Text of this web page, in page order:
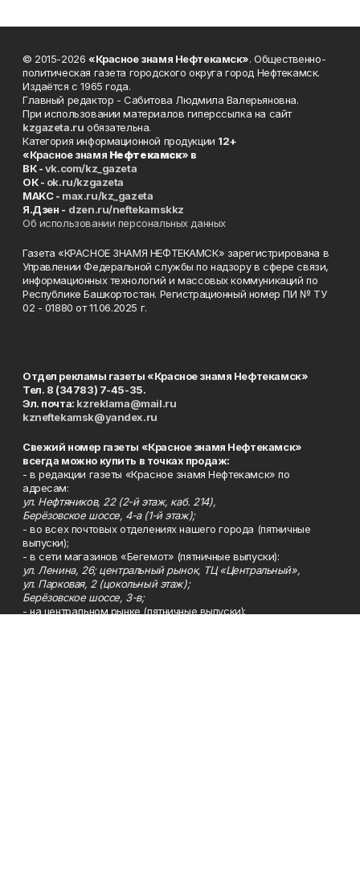
© 2015-2026 «Красное знамя Нефтекамск». Общественно-
политическая газета городского округа город Нефтекамск.
Издаётся с 1965 года.
Главный редактор - Сабитова Людмила Валерьяновна.
При использовании материалов гиперссылка на сайт
kzgazeta.ru обязательна.
Категория информационной продукции 12+
«Красное знамя Нефтекамск» в
ВК -vk.com/kz_gazeta
ОК - ok.ru/kzgazeta
MAKC - max.ru/kz_gazeta
Я.Дзен - dzen.ru/neftekamskkz
Об использовании персональных данных
Газета «КРАСНОЕ ЗНАМЯ НЕФТЕКАМСК» зарегистрирована в
Управлении Федеральной службы по надзору в сфере связи,
информационных технологий и массовых коммуникаций по
Республике Башкортостан. Регистрационный номер ПИ № ТУ
02 - 01880 от 11.06.2025 г.
Отдел рекламы газеты «Красное знамя Нефтекамск»
Тел. 8 (34783) 7-45-35.
Эл. почта: kzreklama@mail.ru
kzneftekamsk@yandex.ru
Свежий номер газеты «Красное знамя Нефтекамск»
всегда можно купить в точках продаж:
- в редакции газеты «Красное знамя Нефтекамск» по
адресам:
ул. Нефтяников, 22 (2-й этаж, каб. 214),
Берёзовское шоссе, 4-а (1-й этаж);
- во всех почтовых отделениях нашего города (пятничные
выпуски);
- в сети магазинов «Бегемот» (пятничные выпуски):
ул. Ленина, 26; центральный рынок, ТЦ «Центральный»,
ул. Парковая, 2 (цокольный этаж);
Берёзовское шоссе, 3-в;
- на центральном рынке (пятничные выпуски);